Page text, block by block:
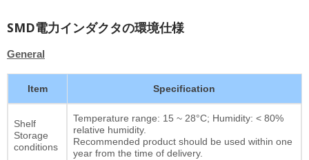
SMD電力インダクタの環境仕様
General
Item Specification
Shelf
Storage
conditions
Temperature range: 15 ~ 28°C; Humidity: < 80%
relative humidity.
Recommended product should be used within one
year from the time of delivery.